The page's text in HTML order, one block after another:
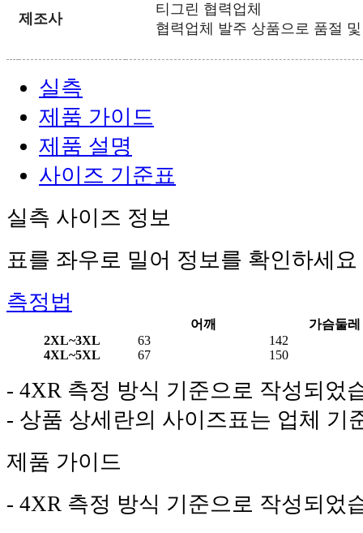
제조사
티그린 협력업체
협력업체 발주 상품으로 품절
실측
제품 가이드
제품 설명
사이즈 기준표
실측 사이즈 정보
표를 좌우로 밀어 정보를 확인하세요
측정법
어깨
가슴둘레
2XL~3XL
63
142
4XL~5XL
67 150
- 4XR 측정 방식 기준으로 작성되었
- 상품 상세란의 사이즈표는 업체 기
제품 가이드
- 4XR 측정 방식 기준으로 작성되었